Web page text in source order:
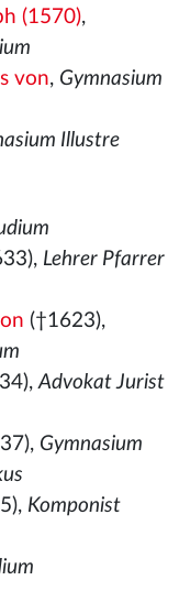
(1570),
von, Gymnasium
Illustre
Lehrer Pfarrer
(†1623),
Advokat Jurist
Gymnasium
Komponist